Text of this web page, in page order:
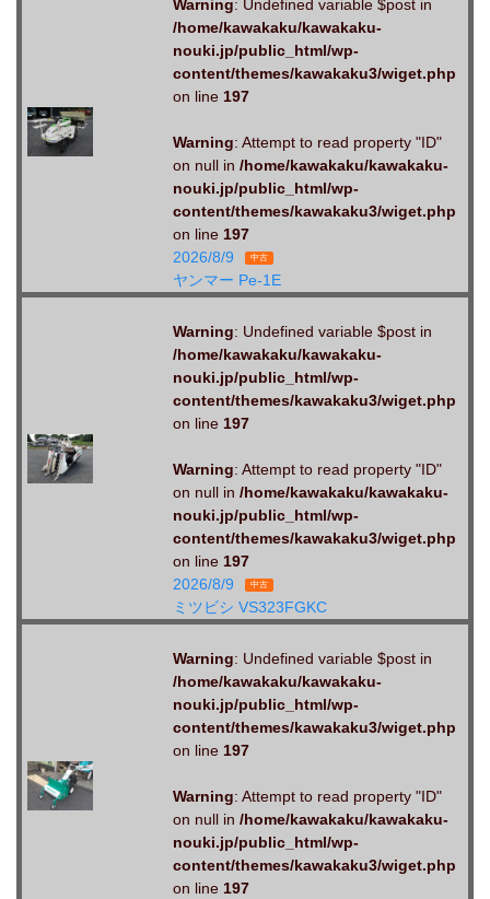
Warning: Undefined variable $post in
/home/kawakaku/kawakaku-
nouki.jp/public_html/wp-
content/themes/kawakaku3/wiget.php
on line 197
Warning: Attempt to read property "ID"
on null in /home/kawakaku/kawakaku-
nouki.jp/public_html/wp-
content/themes/kawakaku3/wiget.php
on line 197
2026/8/9
中古
ヤンマー Pe-1E
Warning: Undefined variable $post in
/home/kawakaku/kawakaku-
nouki.jp/public_html/wp-
content/themes/kawakaku3/wiget.php
on line 197
Warning: Attempt to read property "ID"
on null in /home/kawakaku/kawakaku-
nouki.jp/public_html/wp-
content/themes/kawakaku3/wiget.php
on line 197
2026/8/9
中古
ミツビシ VS323FGKC
Warning: Undefined variable $post in
/home/kawakaku/kawakaku-
nouki.jp/public_html/wp-
content/themes/kawakaku3/wiget.php
on line 197
Warning: Attempt to read property "ID"
on null in /home/kawakaku/kawakaku-
nouki.jp/public_html/wp-
content/themes/kawakaku3/wiget.php
on line 197